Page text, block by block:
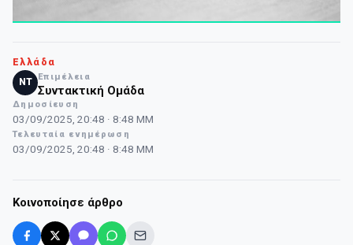
NT Επιμέλεια
Συντακτική Ομάδα
Δημοσίευση
03/09/2025, 20:48 · 8:48 ΜΜ
Τελευταία ενημέρωση
03/09/2025, 20:48 · 8:48 ΜΜ
Ελλάδα
Κοινοποίησε άρθρο